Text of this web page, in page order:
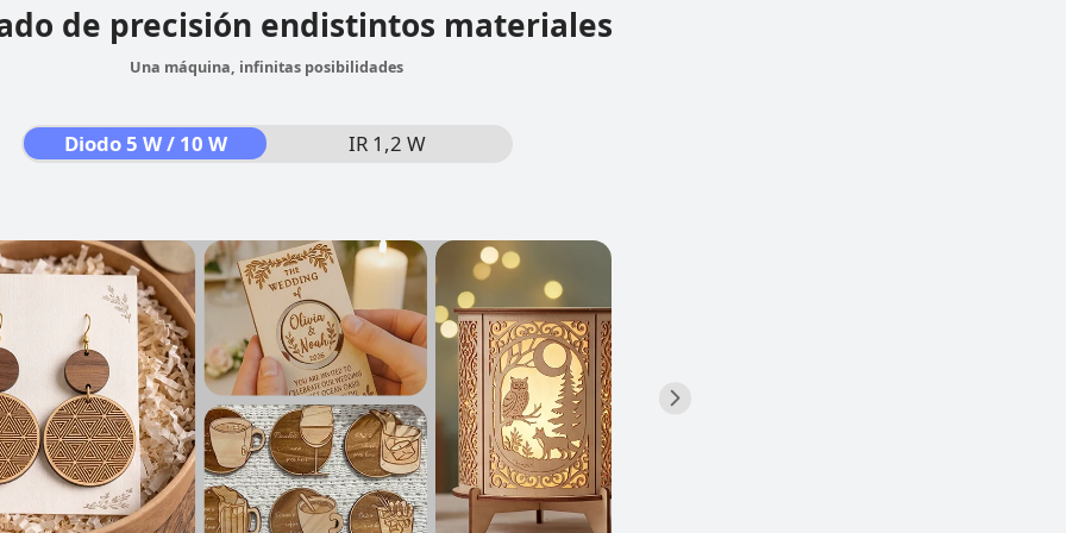
de precisión endistintos materiales
Una máquina, infinitas posibilidades
Diodo 5 W / 10 W IR 1,2 W